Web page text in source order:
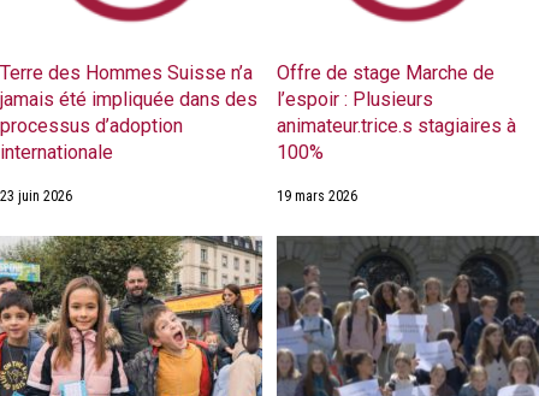
Terre des Hommes Suisse n’a
jamais été impliquée dans des
processus d’adoption
internationale
23 juin 2026
Offre de stage Marche de
l’espoir : Plusieurs
animateur.trice.s stagiaires à
100%
19 mars 2026